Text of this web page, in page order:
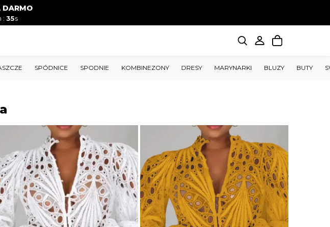
: 34s
SPÓDNICE SPODNIE KOMBINEZONY DRESY MARYNARKI BLUZY BUTY